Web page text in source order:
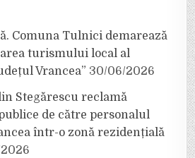
Comuna Tulnici demarează
turismului local al
Vrancea” 30/06/2026
Stegărescu reclamă
de către personalul
într-o zonă rezidențială